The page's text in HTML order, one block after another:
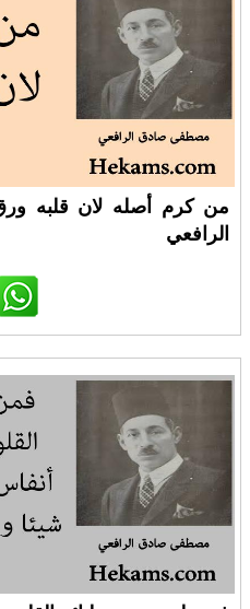
من كرم أصله لان قلبه
الرافعي